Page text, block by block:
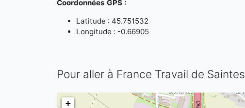
Coordonnées GPS :
Latitude : 45.751532
Longitude : -0.66905
Pour aller à France Travail de Saintes
+